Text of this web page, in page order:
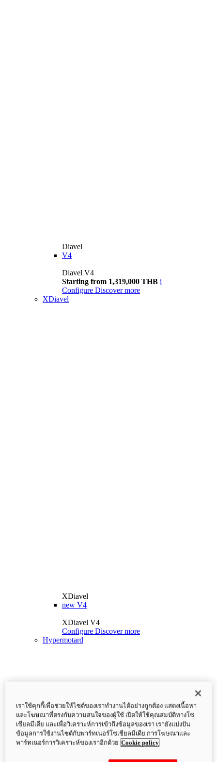
Diavel
V4
Diavel V4
Starting from 1,319,000 THB i
Configure Discover more
XDiavel
XDiavel
new V4
XDiavel V4
Configure Discover more
Hypermotard
เราใช้คุกกี้เพื่อช่วยให้ไซต์ของเราทำงานได้อย่างถูกต้อง แสดงเนื้อหา
และโฆษณาที่ตรงกับความสนใจของผู้ใช้ เปิดให้ใช้คุณสมบัติทางโซ
เชียลมีเดีย และเพื่อวิเคราะห์การเข้าถึงข้อมูลของเรา เรายังแบ่งปัน
ข้อมูลการใช้งานไซต์กับพาร์ทเนอร์โซเชียลมีเดีย การโฆษณาและ
พาร์ทเนอร์การวิเคราะห์ของเราอีกด้วย Cookie policy